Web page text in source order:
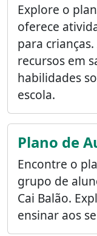
Explore o
oferece
para
recursos em
habilidades
escola.
Plano de
Encontre o
grupo de
Cai Balão.
ensinar aos